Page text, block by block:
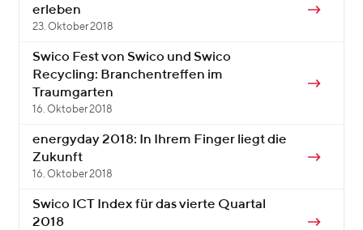
23. Oktober 2018
erleben
16. Oktober 2018
Swico Fest von Swico und Swico
Recycling: Branchentreffen im
Traumgarten
16. Oktober 2018
energyday 2018: In Ihrem Finger liegt die
Zukunft
Swico ICT Index für das vierte Quartal
2018